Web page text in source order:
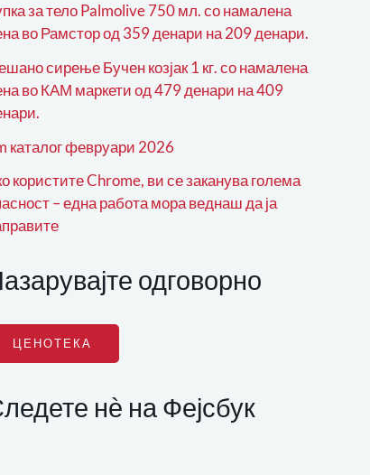
за тело Palmolive 750 мл. со намалена
во Рамстор од 359 денари на 209 денари.
сирење Бучен козјак 1 кг. со намалена
во КАМ маркети од 479 денари на 409
каталог февруари 2026
користите Chrome, ви се заканува голема
– една работа мора веднаш да ја
одговорно
ЦЕНОТЕКА
нѐ на Фејсбук